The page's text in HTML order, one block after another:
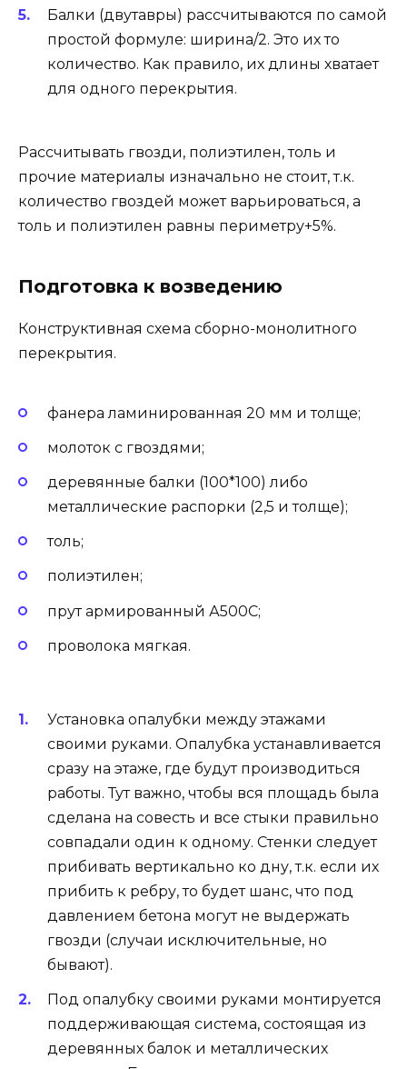
Балки (двутавры) рассчитываются по самой
простой формуле: ширина/2. Это их то
количество. Как правило, их длины хватает
для одного перекрытия.
Рассчитывать гвозди, полиэтилен, толь и
прочие материалы изначально не стоит, т.к.
количество гвоздей может варьироваться, а
толь и полиэтилен равны периметру+5%.
Подготовка к возведению
Конструктивная схема сборно-монолитного
перекрытия.
фанера ламинированная 20 мм и толще;
молоток с гвоздями;
деревянные балки (100*100) либо
металлические распорки (2,5 и толще);
толь;
полиэтилен;
прут армированный А500С;
проволока мягкая.
Установка опалубки между этажами
своими руками. Опалубка устанавливается
сразу на этаже, где будут производиться
работы. Тут важно, чтобы вся площадь была
сделана на совесть и все стыки правильно
совпадали один к одному. Стенки следует
прибивать вертикально ко дну, т.к. если их
прибить к ребру, то будет шанс, что под
давлением бетона могут не выдержать
гвозди (случаи исключительные, но
бывают).
Под опалубку своими руками монтируется
поддерживающая система, состоящая из
деревянных балок и металлических